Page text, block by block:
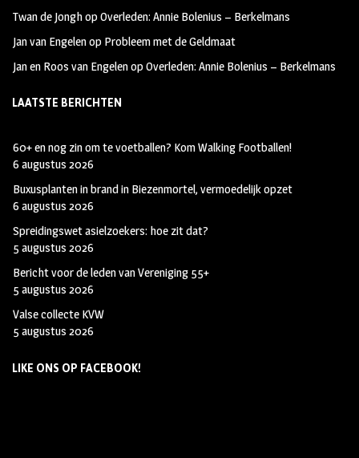
Twan de JonghopOverleden: Annie Bolenius – Berkelmans
Jan van Engelenop Probleem met de Geldmaat
Jan en Roos van EngelenopOverleden: Annie Bolenius – Berkelmans
LAATSTE BERICHTEN
60+ en nog zin om te voetballen? Kom Walking Footballen!
6 augustus 2026
Buxusplanten in brand in Biezenmortel, vermoedelijk opzet
6 augustus 2026
Spreidingswet asielzoekers: hoe zit dat?
5 augustus 2026
Bericht voor de leden van Vereniging 55+
5 augustus 2026
Valse collecte KVW
5 augustus 2026
LIKE ONS OP FACEBOOK!